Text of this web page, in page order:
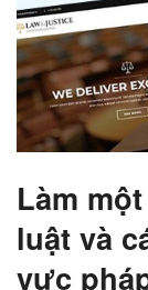
Làm
luật và
vực